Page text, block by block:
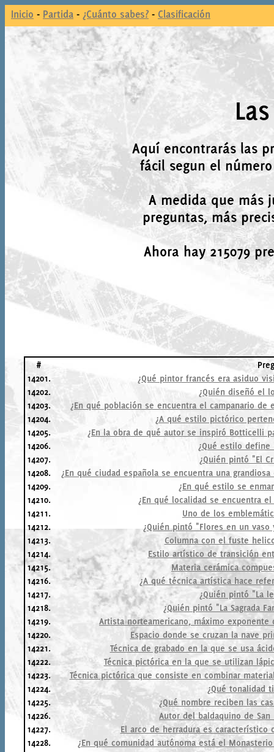
Inicio - Partida - ¿Cuánto sabes? - Clasificación
Aquí encontrarás las
fácil segun el
A medida que más
preguntas, más
Ahora hay 215079
#
14201.
¿Qué pintor francés era asiduo
14202.
¿Quién diseñó el
14203.
¿En qué población se encuentra el campanario
14204.
¿A qué estilo pictórico
14205.
¿En la obra de qué autor se inspiró Botticelli
14206.
¿Qué estilo define
14207.
¿Quién pintó "El
14208.
¿En qué ciudad española se encuentra una
14209.
¿En qué estilo se
14210.
¿En qué localidad se encuentra
14211.
Uno de los
14212.
¿Quién pintó "Flores en un
14213.
Columna con el fuste
14214.
Estilo artístico de transición
14215.
Materia cerámica
14216.
¿A qué técnica artística hace
14217.
¿Quién pintó "La
14218.
¿Quién pintó "La Sagrada
14219.
Artista norteamericano, máximo
14220.
Espacio donde se cruzan la nave
14221.
Técnica de grabado en la que se usa
14222.
Técnica pictórica en la que se utilizan
14223.
Técnica pictórica que consiste en combinar
14224.
¿Qué tonalidad
14225.
¿Qué nombre reciben las
14226.
Autor del baldaquino de
14227.
El arco de herradura es característico
14228.
¿En qué comunidad autónoma está el